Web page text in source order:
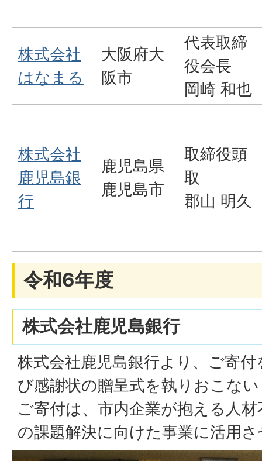
株式会社
はなまる
大阪府大
阪市
代表取締
役会長
岡崎 和也
株式会社
鹿児島銀
行
鹿児島県
鹿児島市
取締役頭
取
郡山 明久
令和6年度
株式会社鹿児島銀行
株式会社鹿児島銀行より、ご寄
び感謝状の贈呈式を執りおこな
ご寄付は、市内企業が抱える人
の課題解決に向けた事業に活用